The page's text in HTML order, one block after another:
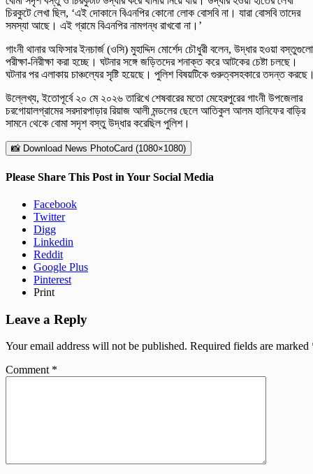
চিরকুটে লেখা ছিল, ‘এই দোকানে বিএনপির কোনো লোক বোসবি না। যারা বোসবি তাদের
সমস্যা আছে। এই গ্রামে বিএনপির নামগন্ধ রাখবো না।’
গাংনী থানার অফিসার ইনচার্জ (ওসি) মুহাদ্দিদ মোর্শেদ চৌধুরী বলেন, উদ্ধার হওয়া বস্তুগুলো
পরীক্ষা-নিরীক্ষা করা হচ্ছে। ঘটনার সঙ্গে জড়িতদের শনাক্ত করে আটকের চেষ্টা চলছে।
ঘটনার পর এলাকায় চাঞ্চল্যের সৃষ্টি হয়েছে। পুলিশ বিষয়টিকে গুরুত্বসহকারে তদন্ত
উল্লেখ্য, ইতোপূর্বে ২০ মে ২০২৬ তারিখে শেষবারের মতো মেহেরপুরের গাংনী উপজেলার
চরগোয়ালগ্রামের সরদারপাড়ার রিয়াজ আলী মন্ডলের ছেলে আতিকুল আলম হানিফের বাড়ির
সামনে থেকে বোমা সদৃশ বস্তু উদ্ধার করেছিল পুলিশ।
📸 Download News PhotoCard (1080×1080)
Please Share This Post in Your Social Media
Facebook
Twitter
Digg
Linkedin
Reddit
Google Plus
Pinterest
Print
Leave a Reply
Your email address will not be published. Required fields are marked
Comment *